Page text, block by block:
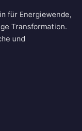
für Energiewende,
Transformation.
und